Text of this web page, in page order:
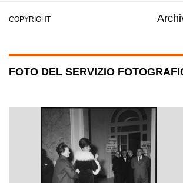
COPYRIGHT
FOTO DEL SERVIZIO